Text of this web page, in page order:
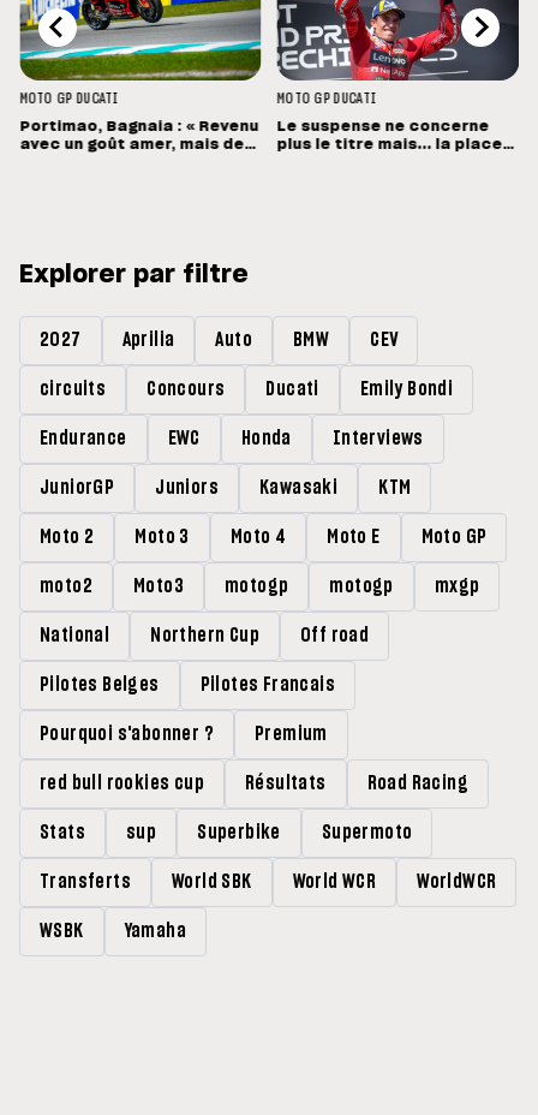
MOTO GP DUCATI
Portimao, Bagnaia : « Revenu
avec un goût amer, mais des
MOTO GP DUCATI
Le suspense ne concerne
plus le titre mais... la place
Explorer par filtre
2027 Aprilia Auto BMW CEV
circuits Concours Ducati Emily Bondi
Endurance EWC Honda Interviews
JuniorGP Juniors Kawasaki KTM
Moto 2 Moto 3 Moto 4 Moto E Moto GP
moto2 Moto3 motogp motogp mxgp
National Northern Cup Off road
Pilotes Belges Pilotes Francais
Pourquoi s'abonner ? Premium
red bull rookies cup Résultats Road Racing
Stats sup Superbike Supermoto
Transferts World SBK World WCR WorldWCR
WSBK Yamaha